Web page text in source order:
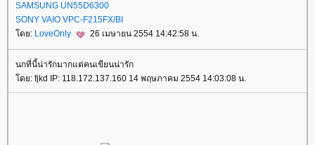
SAMSUNG UN55D6300
SONY VAIO VPC-F215FX/BI
ดย: LoveOnly 26 เมษายน 2554 14:42:58 น.
นกที่นี้น่ารักมากแต่คนเขียนน่ารัก
ดย: fjkd IP: 118.172.137.160 14 พฤษภาคม 2554 14:03:08 น.